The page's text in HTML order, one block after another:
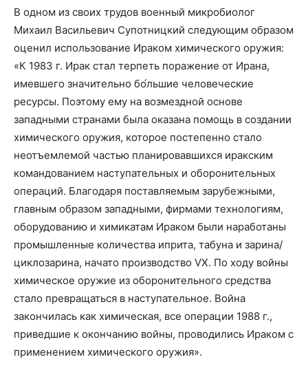
В одном из своих трудов военный микробиолог
Михаил Васильевич Супотницкий следующим образом
оценил использование Ираком химического оружия:
«К 1983 г. Ирак стал терпеть поражение от Ирана,
имевшего значительно бо́льшие человеческие
ресурсы. Поэтому ему на возмездной основе
западными странами была оказана помощь в создании
химического оружия, которое постепенно стало
неотъемлемой частью планировавшихся иракским
командованием наступательных и оборонительных
операций. Благодаря поставляемым зарубежными,
главным образом западными, фирмами технологиям,
оборудованию и химикатам Ираком были наработаны
промышленные количества иприта, табуна и зарина/
циклозарина, начато производство VX. По ходу войны
химическое оружие из оборонительного средства
стало превращаться в наступательное. Война
закончилась как химическая, все операции 1988 г.,
приведшие к окончанию войны, проводились Ираком с
применением химического оружия».